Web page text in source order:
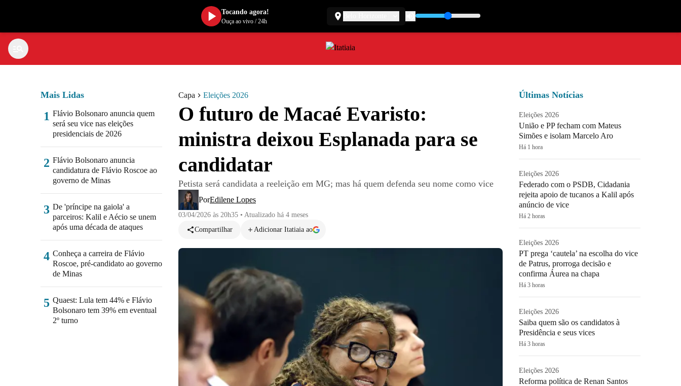
Capa Eleições 2026
O futuro de Macaé Evaristo:
ministra deixou Esplanada para se
candidatar
Petista será candidata a reeleição em MG; mas há quem defenda seu nome como vice
PorEdilene Lopes
03/04/2026 às 20h35 • Atualizado há 4 meses
Compartilhar
Adicionar Itatiaia ao
Mais Lidas
1 Flávio Bolsonaro anuncia quem
será seu vice nas eleições
presidenciais de 2026
2 Flávio Bolsonaro anuncia
candidatura de Flávio Roscoe ao
governo de Minas
3 De 'príncipe na gaiola' a
parceiros: Kalil e Aécio se unem
após uma década de ataques
4 Conheça a carreira de Flávio
Roscoe, pré-candidato ao governo
de Minas
5 Quaest: Lula tem 44% e Flávio
Bolsonaro tem 39% em eventual
2º turno
Últimas Notícias
Eleições 2026
União e PP fecham com Mateus
Simões e isolam Marcelo Aro
Há 1 hora
Eleições 2026
Federado com o PSDB, Cidadania
rejeita apoio de tucanos a Kalil após
anúncio de vice
Há 2 horas
Eleições 2026
PT prega ‘cautela’ na escolha do vice
de Patrus, prorroga decisão e
confirma Áurea na chapa
Há 3 horas
Eleições 2026
Saiba quem são os candidatos à
Presidência e seus vices
Há 3 horas
Eleições 2026
Reforma política de Renan Santos
Tocando agora!
Ouça ao vivo/24h